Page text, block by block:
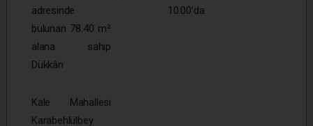
adresinde
bulunan 78.40 m²
alana sahip
Dükkân
10:00’da
Kale Mahallesi
Karabehlülbey